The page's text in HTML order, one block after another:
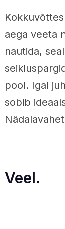
aega veeta
nautida,
pool. Igal
sobib
Veel.